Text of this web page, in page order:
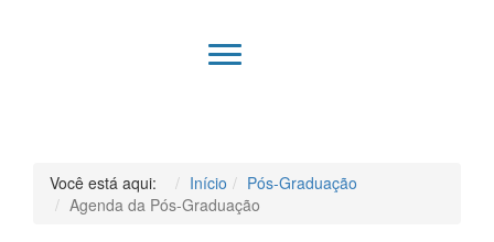
QUEM SOMOS
Você está aqui: Início
Pós-Graduação
Agenda da Pós-Graduação